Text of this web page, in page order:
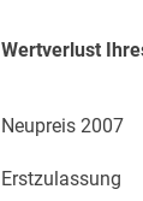
Wertverlust
Neupreis 2007
Erstzulassung